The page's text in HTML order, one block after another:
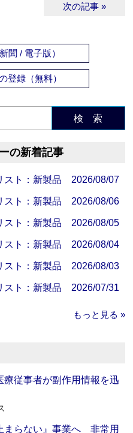
次の記事 »
聞 / 電子版）
登録（無料）
検 索
の新着記事
スト：新製品 2026/08/07
スト：新製品 2026/08/06
スト：新製品 2026/08/05
スト：新製品 2026/08/04
スト：新製品 2026/08/03
スト：新製品 2026/07/31
もっと見る »
療従事者が副作用情報を迅
まらない』事業へ 非常用